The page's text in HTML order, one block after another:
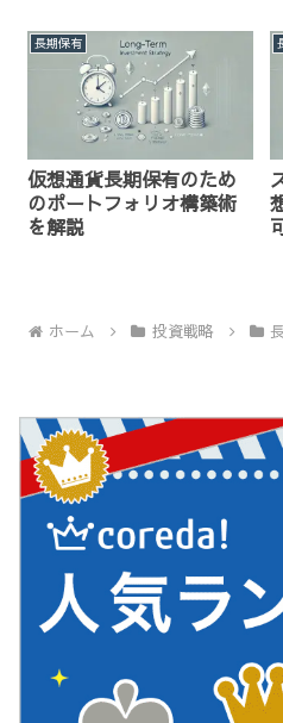
長期保有
仮想通貨長期保有のため
のポートフォリオ構築術
を解説
ホーム 投資戦略